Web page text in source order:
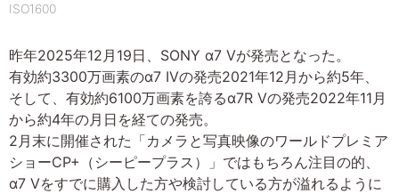
ISO1600
昨年2025年12月19日、SONY α7 Vが発売となった。
有効約3300万画素のα7 IVの発売2021年12月から約5年、
そして、有効約6100万画素を誇るα7R Vの発売2022年11月
から約4年の月日を経ての発売。
2月末に開催された「カメラと写真映像のワールドプレミア
ショーCP+（シーピープラス）」ではもちろん注目の的、
α7 Vをすでに購入した方や検討している方が溢れるように